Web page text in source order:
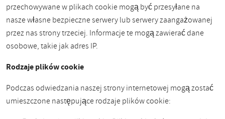
przechowywane w plikach cookie mogą być przesyłane na
nasze własne bezpieczne serwery lub serwery zaangażowanej
przez nas strony trzeciej. Informacje te mogą zawierać dane
osobowe, takie jak adres IP.
Rodzaje plików cookie
Podczas odwiedzania naszej strony internetowej mogą zostać
umieszczone następujące rodzaje plików cookie: